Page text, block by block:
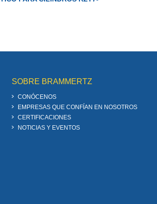
SOBRE BRAMMERTZ
CONÓCENOS
EMPRESAS QUE CONFÍAN EN NOSOTROS
CERTIFICACIONES
NOTICIAS Y EVENTOS